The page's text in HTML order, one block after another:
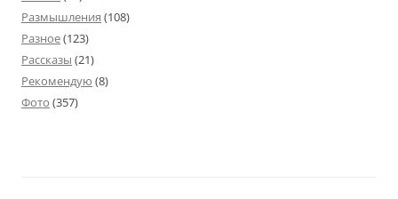
Размышления (108)
Разное(123)
Рассказы (21)
Рекомендую (8)
Фото (357)